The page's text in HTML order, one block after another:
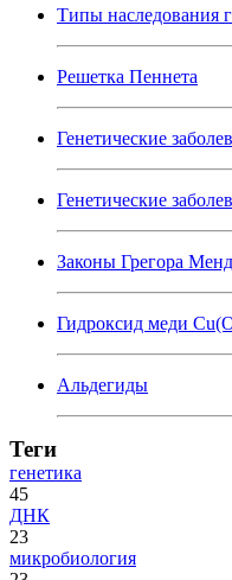
Типы наследования
Решетка Пеннета
Генетические
Генетические
Законы Грегора
Гидроксид меди
Альдегиды
Теги
генетика
45
ДНК
23
микробиология